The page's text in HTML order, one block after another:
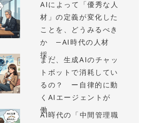
AIによって「優秀な人
材」の定義が変化した
ことを、どうみるべき
か —AI時代の人材
採...
まだ、生成AIのチャッ
トボットで消耗してい
るの？ ー自律的に動
くAIエージェントが
働...
AI時代の「中間管理職